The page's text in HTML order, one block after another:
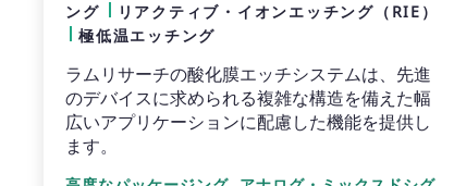
ング
リアクティブ・イオンエッチング（RIE）
極低温エッチング
ラムリサーチの酸化膜エッチシステムは、先進
のデバイスに求められる複雑な構造を備えた幅
広いアプリケーションに配慮した機能を提供し
ます。